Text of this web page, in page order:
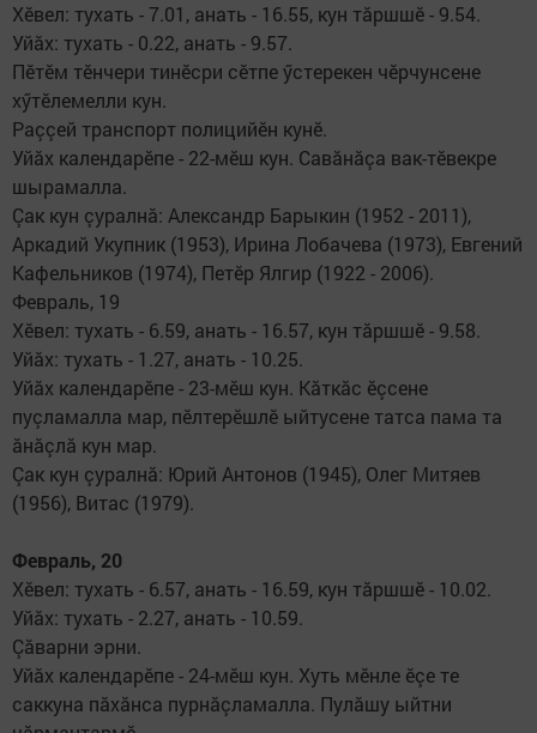
Хӗвел: тухать - 7.01, анать - 16.55, кун тăршшӗ - 9.54.
Уйăх: тухать - 0.22, анать - 9.57.
Пӗтӗм тӗнчери ти­нӗс­ри сӗтпе ӳстерекен чӗрчунсене
хӳтӗлемелли кун.
Раççей транспорт поли­цийӗн кунӗ.
Уйăх календарӗпе - 22-мӗш кун. Савăнăçа вак-тӗвекре
шырамалла.
Çак кун çуралнă: Алек­сандр Барыкин (1952 - 2011),
Аркадий Укупник (1953), Ирина Лобачева (1973), Евгений
Кафельников (1974), Петӗр Ялгир (1922 - 2006).
Февраль, 19
Хӗвел: тухать - 6.59, анать - 16.57, кун тăршшӗ - 9.58.
Уйăх: тухать - 1.27, анать - 10.25.
Уйăх календарӗпе - 23-мӗш кун. Кăткăс ӗçсене
пуçламалла мар, пӗлтерӗшлӗ ыйтусене татса пама та
ăнăçлă кун мар.
Çак кун çуралнă: Юрий Антонов (1945), Олег Митяев
(1956), Витас (1979).
Февраль, 20
Хӗвел: тухать - 6.57, анать - 16.59, кун тăршшӗ - 10.02.
Уйăх: тухать - 2.27, анать - 10.59.
Çăварни эрни.
Уйăх календарӗпе - 24-мӗш кун. Хуть мӗнле ӗçе те
саккуна пăхăнса пурнăçламалла. Пулă­шу ыйтни